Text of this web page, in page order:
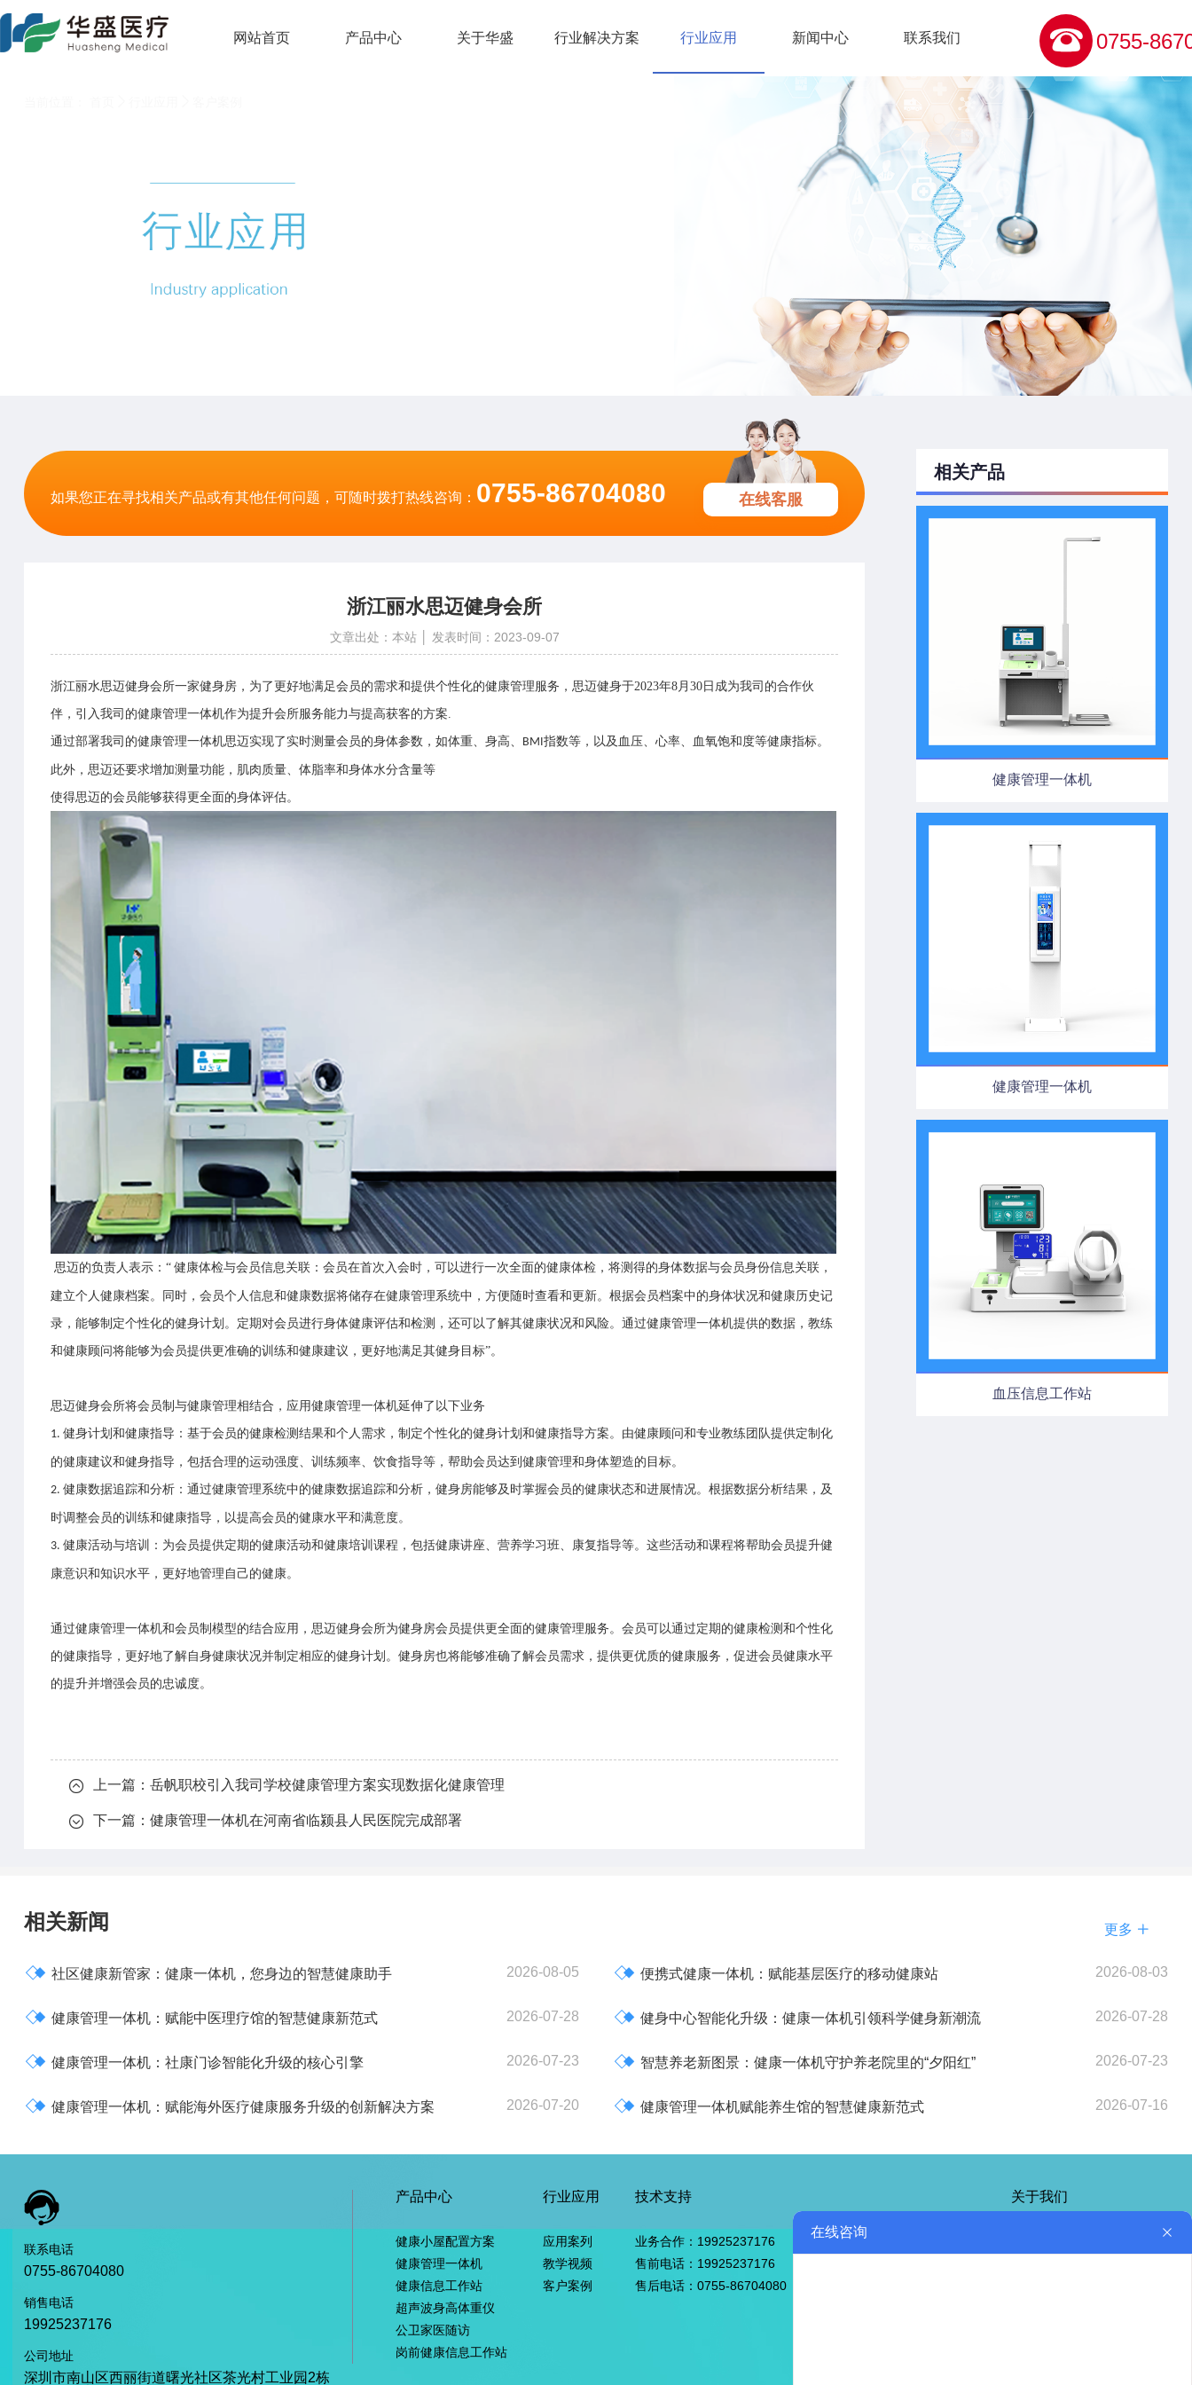
网站首页 产品中心 关于华盛 行业解决方案 行业应用 新闻中心 联系我们  0755-
如果您正在寻找相关产品或有其他任何问题，可随时拨打热线咨询： 0755-86704080 在线客服
浙江丽水思迈健身会所
文章出处：本站 │ 发表时间：2023-09-07
浙江丽水思迈健身会所一家健身房，为了更好地满足会员的需求和提供个性化的健康管理服务，思迈健身于2023年8月30日成为我司的合作伙
伴，引入我司的健康管理一体机作为提升会所服务能力与提高获客的方案.
通过部署我司的健康管理一体机思迈实现了 实时测量会员的身体参数，如体重、身高、 BMI指数等，以及血压、心率、血氧饱和度等健康指标。
此外，思迈还要求增加测量功能，肌肉质量、体脂率和身体水分含量等
使得思迈的会员能够获得更全面的身体评估。
思迈的负责人表示：“ 健康体检与会员信息关联：会员在首次入会时，可以进行一次全面的健康体检，将测得的身体数据与会员身份信息关联，
建立个人健康档案。同时，会员个人信息和健康数据将储存在健康管理系统中，方便随时查看和更新。 根据会员档案中的身体状况和健康历史记
录，能够制定个性化的健身计划。定期对会员进行身体健康评估和检测，还可以了解其健康状况和风险。通过健康管理一体机提供的数据，教练
和健康顾问将能够为会员提供更准确的训练和健康建议，更好地满足其健身目标”。
思迈健身会所将会员制与健康管理相结合，应用健康管理一体机延伸了以下业务
1. 健身计划和健康指导：基于会员的健康检测结果和个人需求，制定个性化的健身计划和健康指导方案。由健康顾问和专业教练团队提供定制化
的健康建议和健身指导，包括合理的运动强度、训练频率、饮食指导等，帮助会员达到健康管理和身体塑造的目标。
2. 健康数据追踪和分析：通过健康管理系统中的健康数据追踪和分析，健身房能够及时掌握会员的健康状态和进展情况。根据数据分析结果，及
时调整会员的训练和健康指导，以提高会员的健康水平和满意度。
3. 健康活动与培训：为会员提供定期的健康活动和健康培训课程，包括健康讲座、营养学习班、康复指导等。这些活动和课程将帮助会员提升健
康意识和知识水平，更好地管理自己的健康。
通过健康管理一体机和会员制模型的结合应用，思迈健身会所为健身房会员提供更全面的健康管理服务。会员可以通过定期的健康检测和个性化
的健康指导，更好地了解自身健康状况并制定相应的健身计划。健身房也将能够准确了解会员需求，提供更优质的健康服务，促进会员健康水平
的提升并增强会员的忠诚度。
 上一篇： 岳帆职校引入我司学校健康管理方案实现数据化健康管理
 下一篇： 健康管理一体机在河南省临颍县人民医院完成部署
相关产品
健康管理一体机
健康管理一体机
血压信息工作站
相关新闻 更多 
 社区健康新管家：健康一体机，您身边的智慧健康助手 2026-08-05  便携式健康一体机：赋能基层医疗的移动健康站 2026-08-03
 健康管理一体机：赋能中医理疗馆的智慧健康新范式 2026-07-28  健身中心智能化升级：健康一体机引领科学健身新潮流 2026-07-28
 健康管理一体机：社康门诊智能化升级的核心引擎 2026-07-23  智慧养老新图景：健康一体机守护养老院里的“夕阳红” 2026-07-23
 健康管理一体机：赋能海外医疗健康服务升级的创新解决方案 2026-07-20  健康管理一体机赋能养生馆的智慧健康新范式 2026-07-16

联系电话
0755-86704080
销售电话
19925237176
公司地址
深圳市南山区西丽街道曙光社区茶光村工业园2栋
产品中心
健康小屋配置方案
健康管理一体机
健康信息工作站
超声波身高体重仪
公卫家医随访
岗前健康信息工作站
行业应用
应用案列
教学视频
客户案例
技术支持
业务合作：19925237176
售前电话：19925237176
售后电话：0755-86704080
关于我们